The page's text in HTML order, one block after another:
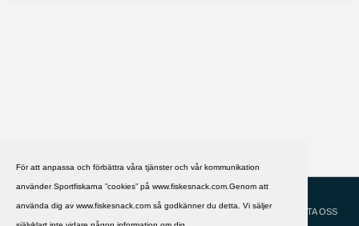
För att anpassa och förbättra våra tjänster och vår kommunikation
använder Sportfiskarna ”cookies” på www.fiskesnack.com.Genom att
använda dig av www.fiskesnack.com så godkänner du detta. Vi säljer
HJÄLP
KONTAKTA OSS